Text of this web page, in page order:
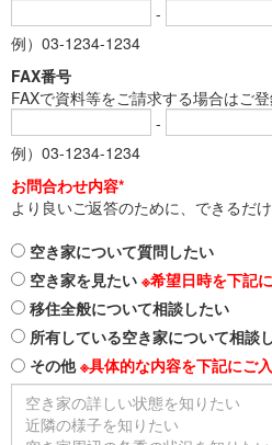
-
例）03-1234-1234
FAX番号
FAXで資料等をご請求する場合はご登
-
例）03-1234-1234
お問合わせ内容*
より良いご返答のために、できるだ
空き家について質問したい
空き家を見たい ※希望日時を下記
移住全般について相談したい
所有している空き家について相談
その他※具体的な内容を下記にご